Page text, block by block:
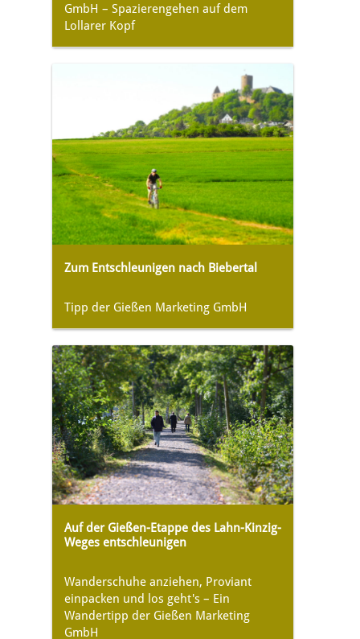
GmbH – Spazierengehen auf dem
Lollarer Kopf
Zum Entschleunigen nach Biebertal
Tipp der Gießen Marketing GmbH
Auf der Gießen-Etappe des Lahn-Kinzig-
Weges entschleunigen
Wanderschuhe anziehen, Proviant
einpacken und los geht's – Ein
Wandertipp der Gießen Marketing
GmbH